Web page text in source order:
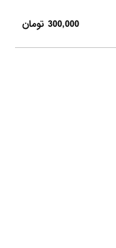
300,000 تومان